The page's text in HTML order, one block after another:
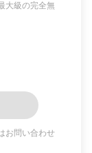
大級の完全無
お問い合わせ